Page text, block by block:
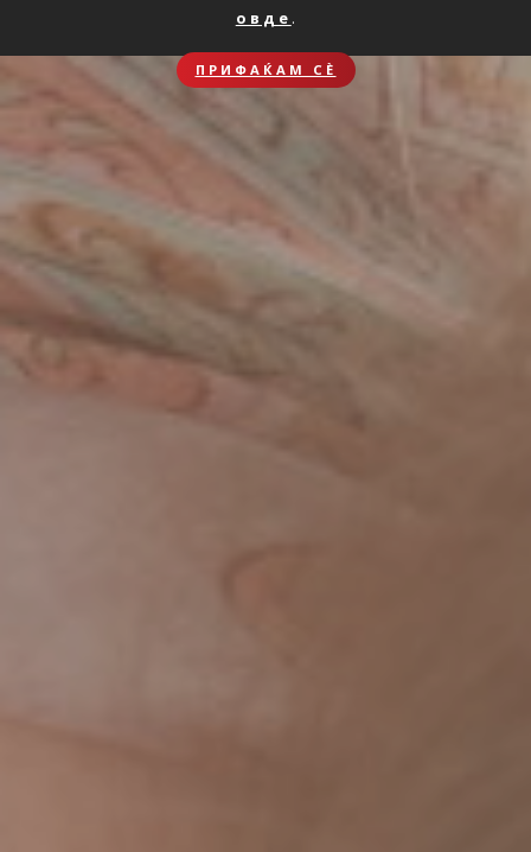
овде .
ПРИФАЌАМ СЀ